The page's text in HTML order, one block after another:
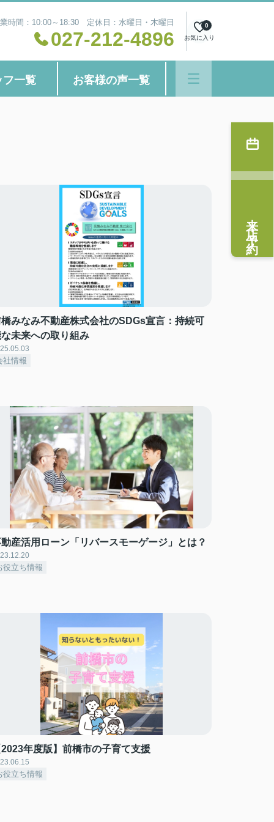
時間：10:00～18:30 定休日：水曜日・木曜日
027-212-4896 お気に入り
0
フ一覧 お客様の声一覧
みなみ不動産株式会社のSDGs宣言：持続可
未来への取り組み
社情報
産活用ローン「リバースモーゲージ」とは？
役立ち情報
年度版】前橋市の子育て支援
役立ち情報
来店予約